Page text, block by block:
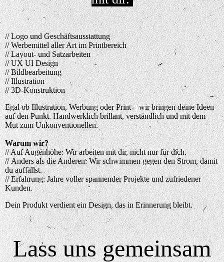
// Logo und Geschäftsausstattung
// Werbemittel aller Art im Printbereich
// Layout- und Satzarbeiten
// UX UI Design
// Bildbearbeitung
// Illustration
// 3D-Konstruktion
Egal ob Illustration, Werbung oder Print – wir bringen deine Ideen
auf den Punkt. Handwerklich brillant, verständlich und mit dem
Mut zum Unkonventionellen.
Warum wir?
// Auf Augenhöhe: Wir arbeiten mit dir, nicht nur für dich.
// Anders als die Anderen: Wir schwimmen gegen den Strom, damit
du auffällst.
// Erfahrung: Jahre voller spannender Projekte und zufriedener
Kunden.
Dein Produkt verdient ein Design, das in Erinnerung bleibt.
Lass uns gemeinsam